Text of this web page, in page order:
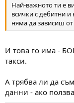
Най-важното ти е
всички с дебитни
няма да зависиш
И това го има -
такси.
А трябва ли да
данни - ако